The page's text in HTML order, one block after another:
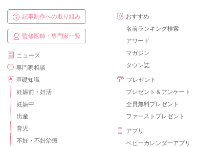
記事制作への取り組み
監修医師・専門家一覧
ニュース
専門家相談
基礎知識
妊娠前・妊活
妊娠中
出産
育児
不妊・不妊治療
おすすめ
名前ランキング検索
アワード
マガジン
タウン誌
プレゼント
プレゼント＆アンケート
全員無料プレゼント
ファーストプレゼント
アプリ
ベビーカレンダーアプリ